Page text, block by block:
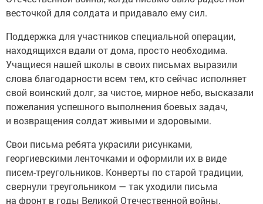
весточкой для солдата и придавало ему сил.
Поддержка для участников специальной операции,
находящихся вдали от дома, просто необходима.
Учащиеся нашей школы в своих письмах выразили
слова благодарности всем тем, кто сейчас исполняет
свой воинский долг, за чистое, мирное небо, высказали
пожелания успешного выполнения боевых задач,
и возвращения солдат живыми и здоровыми.
Свои письма ребята украсили рисунками,
георгиевскими ленточками и оформили их в виде
писем-треугольников. Конверты по старой традиции,
свернули треугольником — так уходили письма
на фронт в годы Великой Отечественной войны.